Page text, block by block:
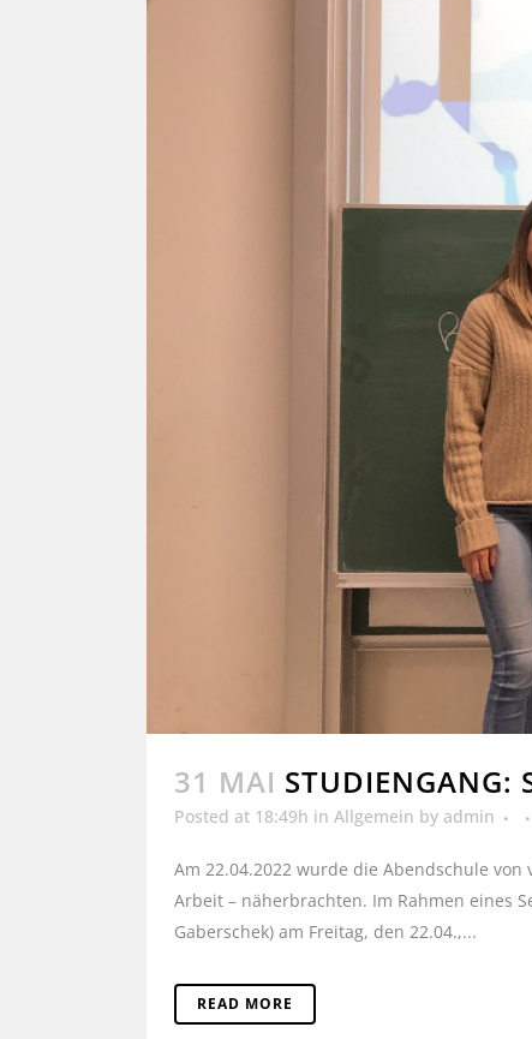
31 MAI STUDIENGANG:
Posted at 18:49h in Allgemein by admin
Am 22.04.2022 wurde die Abendschule
Arbeit – näherbrachten. Im Rahmen eines
Gaberschek) am Freitag, den 22.04.,...
READ MORE